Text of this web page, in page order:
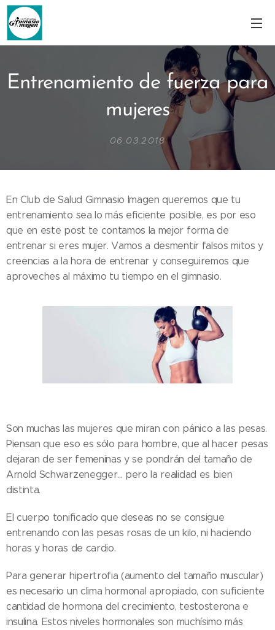
Entrenamiento de fuerza para
mujeres
06.03.2018
En Club de Salud Gimnasio Imagen queremos que tu
entrenamiento sea lo más eficiente posible, es por eso
que en este post te contamos la mejor forma de
entrenar si eres mujer. Vamos a desmentir falsos mitos y
creencias a la hora de entrenar y conseguiremos que
aproveches al máximo tu tiempo en el gimnasio.
Son muchas las mujeres que miran con pánico a las pesas.
Piensan que eso es sólo para hombre, que al hacer pesas
dejaran de ser femeninas y se pondrán del tamaño de
Arnold Schwarzenegger... pero la realidad es bien
distinta.
El cuerpo tonificado que deseas no se consigue
entrenando con las pesas rosas de un kilo, ni haciendo
horas y horas de cardio.
Para generar hipertrofia (aumento del tamaño muscular)
es necesario un clima hormonal apropiado, con suficiente
cantidad de hormona del crecimiento, testosterona e
insulina. Estos niveles hormonales son muchísimo más